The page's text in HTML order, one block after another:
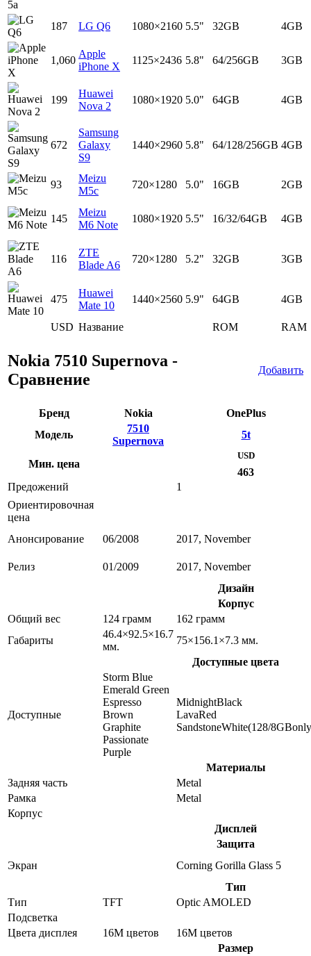
USD Название ROM RAM
187 LG Q6 1080×2160 5.5" 32GB 4GB
1,060
Apple
iPhone X
1125×2436 5.8" 64/256GB 3GB
199
Huawei
Nova 2
1080×1920 5.0" 64GB 4GB
672
Samsung
Galaxy
S9
1440×2960 5.8" 64/128/256GB 4GB
93
Meizu
M5c
720×1280 5.0" 16GB 2GB
145
Meizu
M6 Note
1080×1920 5.5" 16/32/64GB 4GB
116
ZTE
Blade A6
720×1280 5.2" 32GB 3GB
475
Huawei
Mate 10
1440×2560 5.9" 64GB 4GB
Nokia 7510 Supernova -
Сравнение
Добавить
Бренд Nokia
OnePlus
Модель
7510
Supernova
5t
Мин. цена
USD
463
Предожений
1
Ориентировочная
цена
Анонсирование
06/2008 2017, November
Релиз 01/2009
2017, November
Дизайн
Корпус
Общий вес
124 грамм
162 грамм
Габариты
46.4×92.5×16.7
мм.
75×156.1×7.3 мм.
Доступные цвета
Доступные
Storm Blue
Emerald Green
Espresso
Brown
Graphite
Passionate
Purple
MidnightBlack
LavaRed
SandstoneWhite(128/
Материалы
Задняя часть
Metal
Рамка
Metal
Корпус
Дисплей
Защита
Экран
Corning Gorilla Glass 5
Тип
Тип
TFT
Optic AMOLED
Подсветка
Цвета дисплея
16M цветов
16M цветов
Размер